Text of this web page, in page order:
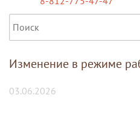
Изменение в режиме
03.06.2026